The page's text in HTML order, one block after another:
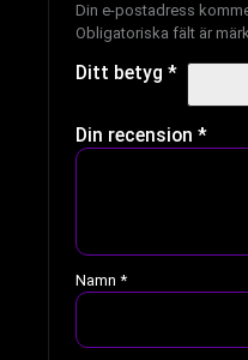
Din e-postadress
Obligatoriska fält är
Ditt betyg *
Din recension *
Namn *